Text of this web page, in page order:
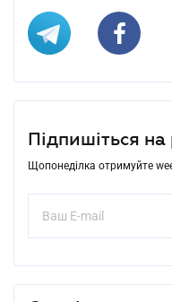
Підпишіться на
Щопонеділка отримуйте